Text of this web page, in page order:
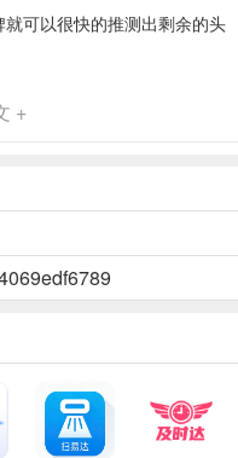
可以很快的推测出剩余的头
。游戏特色：
费送。
吊炸天；
随地可玩!
，收录了市面上多款火爆的
家畅玩，仅需少量流量就可
+